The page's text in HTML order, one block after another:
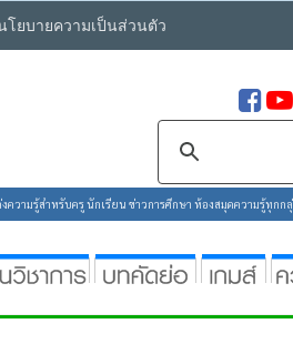
โยบายความเป็นส่วนตัว
วามรู้สำหรับครู นักเรียน ข่าวการศึกษา ห้องสมุดความรู้ทุก